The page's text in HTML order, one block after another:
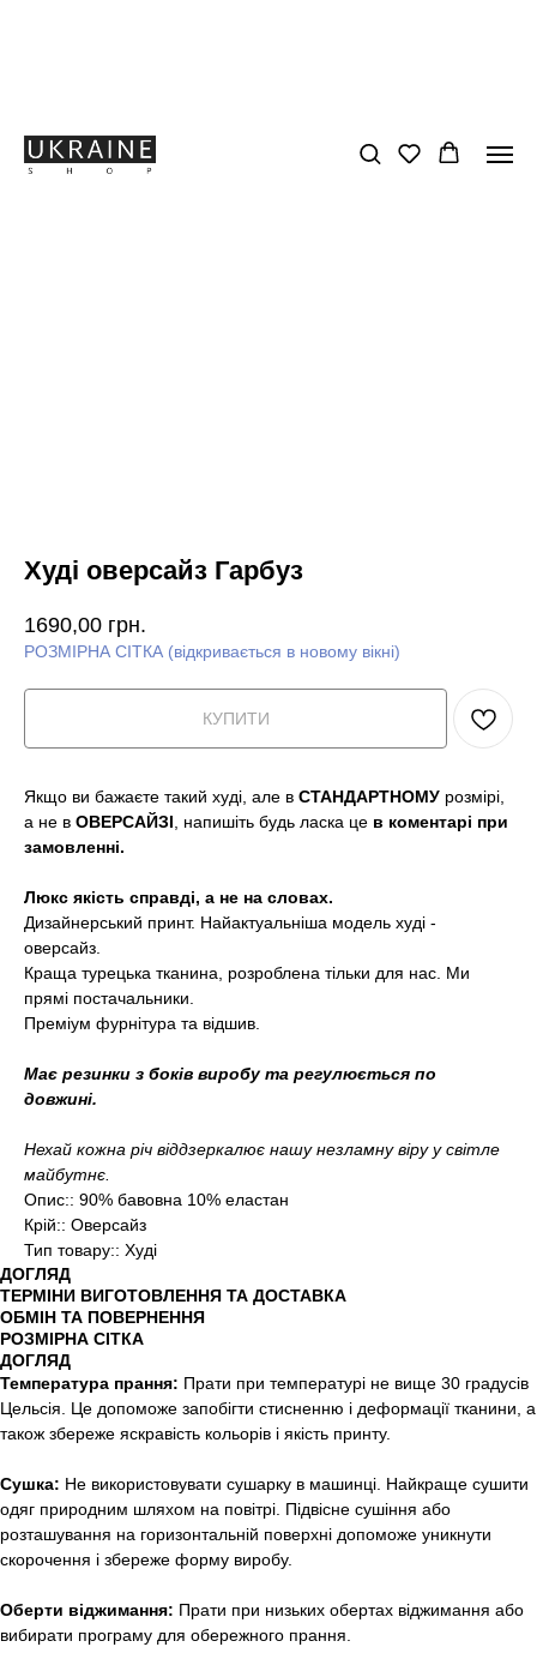
Худі оверсайз Гарбуз
1690,00 грн.
РОЗМІРНА СІТКА (відкривається в новому вікні)
КУПИТИ
Якщо ви бажаєте такий худі, але в СТАНДАРТНОМУ розмірі,
а не в ОВЕРСАЙЗІ, напишіть будь ласка це в коментарі при
замовленні.
Люкс якість справді, а не на словах.
Дизайнерський принт. Найактуальніша модель худі -
оверсайз.
Краща турецька тканина, розроблена тільки для нас. Ми
прямі постачальники.
Преміум фурнітура та відшив.
Має резинки з боків виробу та регулюється по
довжині.
Нехай кожна річ віддзеркалює нашу незламну віру у світле
майбутнє.
Опис:: 90% бавовна 10% еластан
Крій:: Оверсайз
Тип товару:: Худі
ДОГЛЯД
ТЕРМІНИ ВИГОТОВЛЕННЯ ТА ДОСТАВКА
ОБМІН ТА ПОВЕРНЕННЯ
РОЗМІРНА СІТКА
ДОГЛЯД
Температура прання: Прати при температурі не вище 30 градусів
Цельсія. Це допоможе запобігти стисненню і деформації тканини, а
також збереже яскравість кольорів і якість принту.
Сушка: Не використовувати сушарку в машинці. Найкраще сушити
одяг природним шляхом на повітрі. Підвісне сушіння або
розташування на горизонтальній поверхні допоможе уникнути
скорочення і збереже форму виробу.
Оберти віджимання: Прати при низьких обертах віджимання або
вибирати програму для обережного прання.